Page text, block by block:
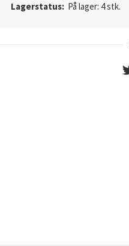
Lagerstatus: På lager: 4 stk.